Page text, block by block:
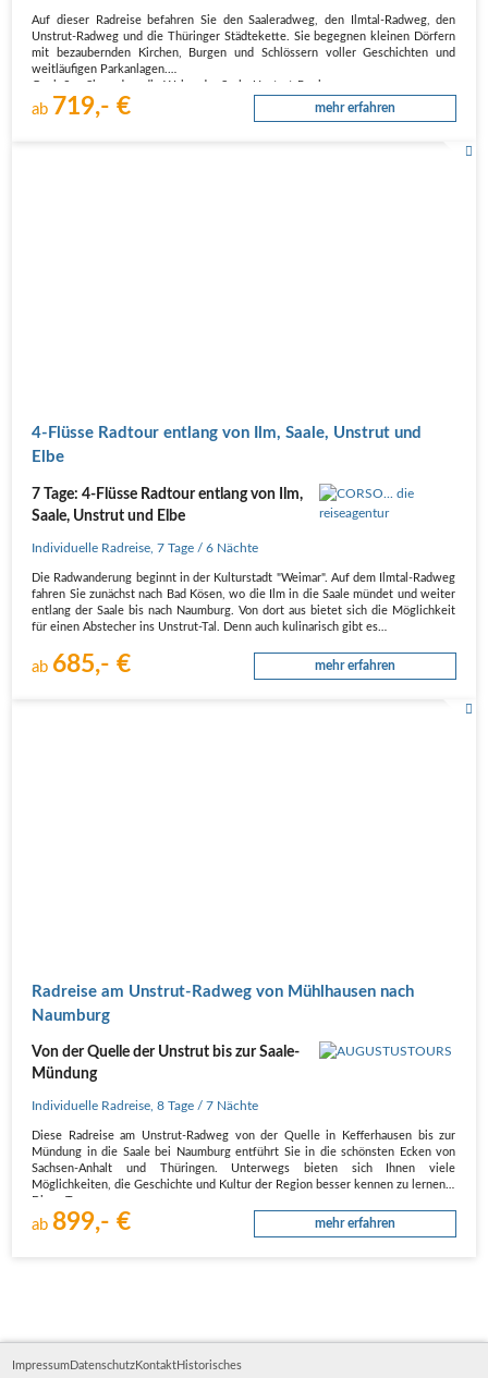
Auf dieser Radreise befahren Sie den Saaleradweg, den Ilmtal-Radweg, den
Unstrut-Radweg und die Thüringer Städtekette. Sie begegnen kleinen Dörfern
mit bezaubernden Kirchen, Burgen und Schlössern voller Geschichten und
weitläufigen Parkanlagen.
ab 719,- € mehr erfahren
4-Flüsse Radtour entlang von Ilm, Saale, Unstrut und
Elbe
7 Tage: 4-Flüsse Radtour entlang von Ilm,
Saale, Unstrut und Elbe
Individuelle Radreise ,7 Tage / 6 Nächte
Die Radwanderung beginnt in der Kulturstadt "Weimar". Auf dem Ilmtal-Radweg
fahren Sie zunächst nach Bad Kösen, wo die Ilm in die Saale mündet und weiter
entlang der Saale bis nach Naumburg. Von dort aus bietet sich die Möglichkeit
für einen Abstecher ins Unstrut-Tal. Denn auch kulinarisch gibt es…
ab 685,- € mehr erfahren
Radreise am Unstrut-Radweg von Mühlhausen nach
Naumburg
Von der Quelle der Unstrut bis zur Saale-
Mündung
Individuelle Radreise,8 Tage/ 7 Nächte
Diese Radreise am Unstrut-Radweg von der Quelle in Kefferhausen bis zur
Mündung in die Saale bei Naumburg entführt Sie in die schönsten Ecken von
Sachsen-Anhalt und Thüringen. Unterwegs bieten sich Ihnen viele
Möglichkeiten, die Geschichte und Kultur der Region besser kennen zu lernen.
ab 899,- € mehr erfahren
Impressum Datenschutz Kontakt Historisches